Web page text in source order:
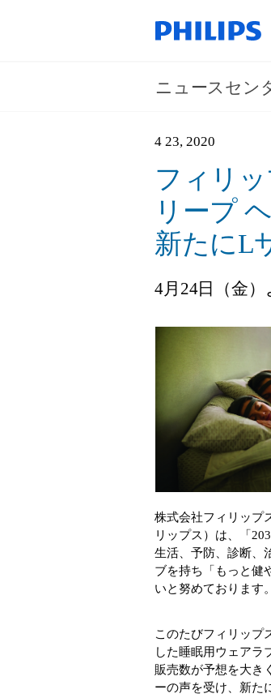
ニュースセン
4 23, 2020
フィリッ
リープ
新たにL
4月24日（金
株式会社フィリップ
リップス）は、「
生活、予防、診断、
ブを持ち「もっと健
いと努めております。
このたびフィリップ
した睡眠用ウェアラ
販売数が予想を大き
ーの声を受け、新た